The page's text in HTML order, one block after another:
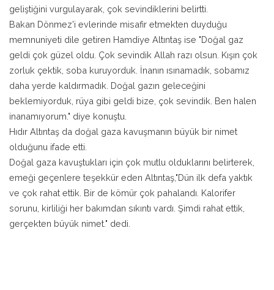
geliştiğini vurgulayarak, çok sevindiklerini belirtti.
Bakan Dönmez'i evlerinde misafir etmekten duyduğu
memnuniyeti dile getiren Hamdiye Altıntaş ise "Doğal gaz
geldi çok güzel oldu. Çok sevindik Allah razı olsun. Kışın çok
zorluk çektik, soba kuruyorduk. İnanın ısınamadık, sobamız
daha yerde kaldırmadık. Doğal gazın geleceğini
beklemiyorduk, rüya gibi geldi bize, çok sevindik. Ben halen
inanamıyorum." diye konuştu.
Hıdır Altıntaş da doğal gaza kavuşmanın büyük bir nimet
olduğunu ifade etti.
Doğal gaza kavuştukları için çok mutlu olduklarını belirterek,
emeği geçenlere teşekkür eden Altıntaş,"Dün ilk defa yaktık
ve çok rahat ettik. Bir de kömür çok pahalandı. Kalorifer
sorunu, kirliliği her bakımdan sıkıntı vardı. Şimdi rahat ettik,
gerçekten büyük nimet." dedi.